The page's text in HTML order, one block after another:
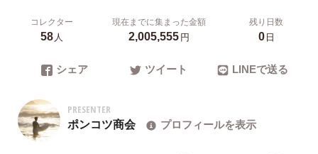
コレクター
58人
現在までに集まった金額
2,005,555円
残り日数
0日
シェア ツイート LINEで送る
PRESENTER
ポンコツ商会 プロフィールを表示